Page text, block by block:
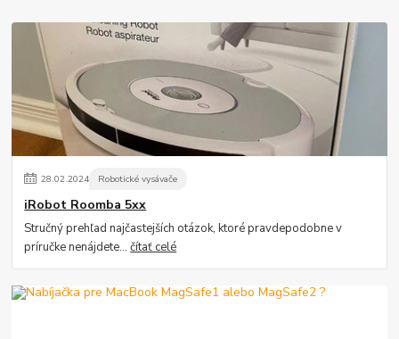
28.02.2024 Robotické vysávače
iRobot Roomba 5xx
Stručný prehľad najčastejších otázok, ktoré pravdepodobne v
príručke nenájdete...čítať celé